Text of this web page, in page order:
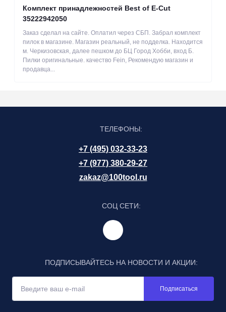
Комплект принадлежностей Best of E-Cut
35222942050
Заказ сделал на сайте. Оплатил через СБП. Забрал комплект
пилок в магазине. Магазин реальный, не подделка. Находится
м. Черкизовская, далее пешком до БЦ Город Хобби, вход Б.
Пилки оригинальные. качество Fein, Рекомендую магазин и
продавца...
ТЕЛЕФОНЫ:
+7 (495) 032-33-23
+7 (977) 380-29-27
zakaz@100tool.ru
СОЦ СЕТИ:
ПОДПИСЫВАЙТЕСЬ НА НОВОСТИ И АКЦИИ:
Подписаться